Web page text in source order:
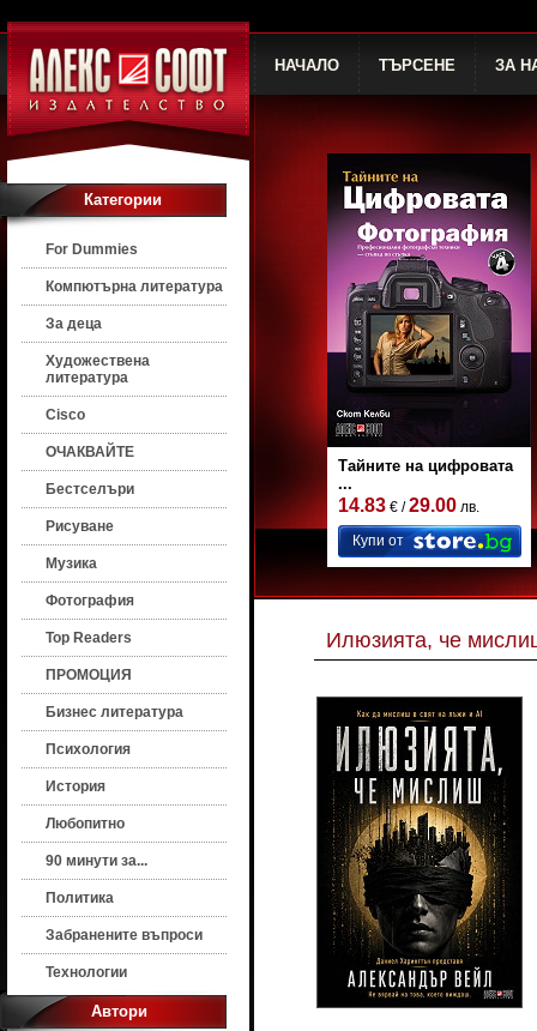
НАЧАЛО ТЪРСЕНЕ ЗА
Категории
For Dummies
Компютърна литература
За деца
Художествена
литература
Cisco
ОЧАКВАЙТЕ
Бестселъри
Рисуване
Музика
Фотография
Top Readers
ПРОМОЦИЯ
Бизнес литература
Психология
История
Любопитно
90 минути за...
Политика
Забранените въпроси
Технологии
Автори
Тайните на цифровата
...
14.83 € /29.00 лв.
Купи от
Илюзията, че